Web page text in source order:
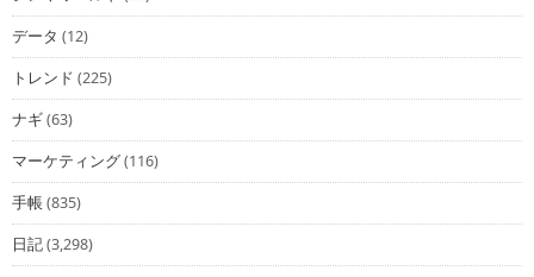
データ (12)
トレンド (225)
ナギ(63)
マーケティング(116)
手帳(835)
日記(3,298)